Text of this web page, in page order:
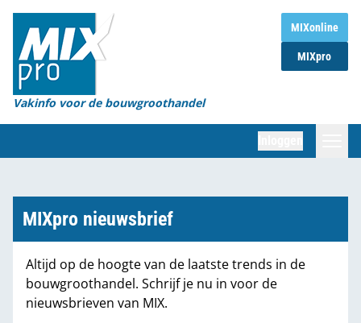
MIXonline
MIXpro
Vakinfo voor de bouwgroothandel
Home
Magazines
Organisaties
Marktcijfers
Partners
MIXpro nieuwsbrief
Altijd op de hoogte van de laatste trends in de
bouwgroothandel. Schrijf je nu in voor de
nieuwsbrieven van MIX.